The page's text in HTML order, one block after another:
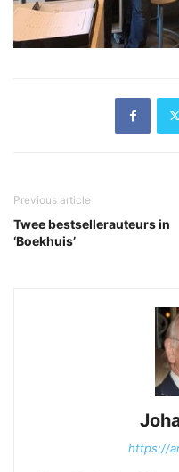
Previous article
Twee bestsellerauteurs in
‘Boekhuis’
https://